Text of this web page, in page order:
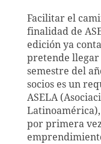
Facilitar el
finalidad de
edición ya
pretende llegar
semestre del
socios es un
ASELA
por primera